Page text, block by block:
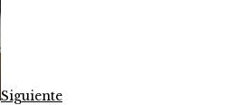
Siguiente